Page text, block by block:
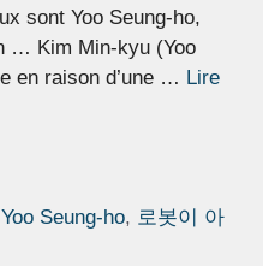
sont Yoo Seung-ho,
… Kim Min-kyu (Yoo
en raison d’une … Lire
Yoo Seung-ho, 로봇이 아